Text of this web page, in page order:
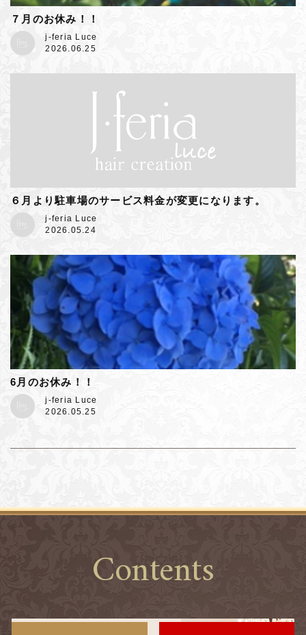
７月のお休み！！
j-feria Luce
2026.06.25
６月より駐車場のサービス料金が変更になります。
j-feria Luce
2026.05.24
6月のお休み！！
j-feria Luce
2026.05.25
Contents